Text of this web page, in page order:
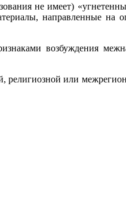
не имеет)
направленные на
возбуждения
религиозной или